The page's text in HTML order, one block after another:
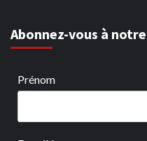
Abonnez-vous à
Prénom